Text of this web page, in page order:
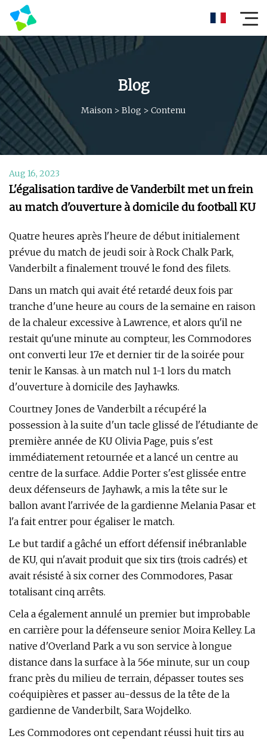
Blog
Maison > Blog > Contenu
Aug 16, 2023
L'égalisation tardive de Vanderbilt met un frein
au match d'ouverture à domicile du football KU
Quatre heures après l'heure de début initialement
prévue du match de jeudi soir à Rock Chalk Park,
Vanderbilt a finalement trouvé le fond des filets.
Dans un match qui avait été retardé deux fois par
tranche d'une heure au cours de la semaine en raison
de la chaleur excessive à Lawrence, et alors qu'il ne
restait qu'une minute au compteur, les Commodores
ont converti leur 17e et dernier tir de la soirée pour
tenir le Kansas. à un match nul 1-1 lors du match
d'ouverture à domicile des Jayhawks.
Courtney Jones de Vanderbilt a récupéré la
possession à la suite d'un tacle glissé de l'étudiante de
première année de KU Olivia Page, puis s'est
immédiatement retournée et a lancé un centre au
centre de la surface. Addie Porter s'est glissée entre
deux défenseurs de Jayhawk, a mis la tête sur le
ballon avant l'arrivée de la gardienne Melania Pasar et
l'a fait entrer pour égaliser le match.
Le but tardif a gâché un effort défensif inébranlable
de KU, qui n'avait produit que six tirs (trois cadrés) et
avait résisté à six corner des Commodores, Pasar
totalisant cinq arrêts.
Cela a également annulé un premier but improbable
en carrière pour la défenseure senior Moira Kelley. La
native d'Overland Park a vu son service à longue
distance dans la surface à la 56e minute, sur un coup
franc près du milieu de terrain, dépasser toutes ses
coéquipières et passer au-dessus de la tête de la
gardienne de Vanderbilt, Sara Wojdelko.
Les Commodores ont cependant réussi huit tirs au